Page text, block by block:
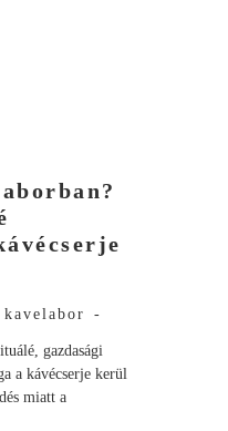
kavelabor
-
gazdasági
a kávécserje kerül
miatt a